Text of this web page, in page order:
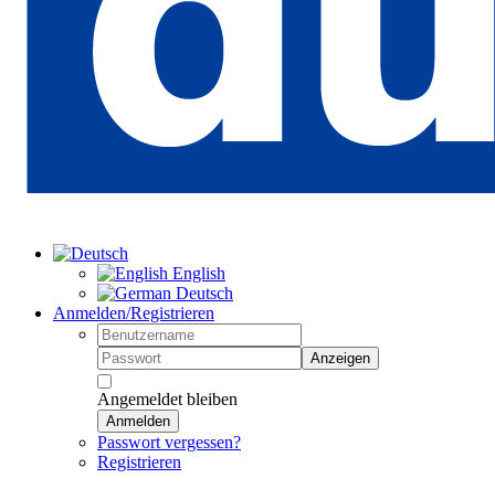
English
Deutsch
Anmelden/Registrieren
Anzeigen
Angemeldet bleiben
Anmelden
Passwort vergessen?
Registrieren